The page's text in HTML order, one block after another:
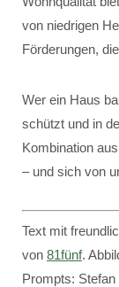
von niedrigen
Förderungen,
Wer ein Haus
schützt und in
Kombination
– und sich von
Text mit
von 81fünf.
Prompts: